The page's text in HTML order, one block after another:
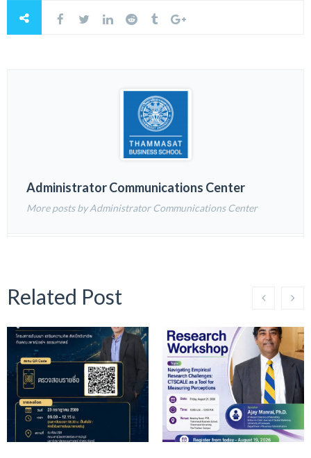
Administrator Communications Center
More posts by Administrator Communications Center
Related Post